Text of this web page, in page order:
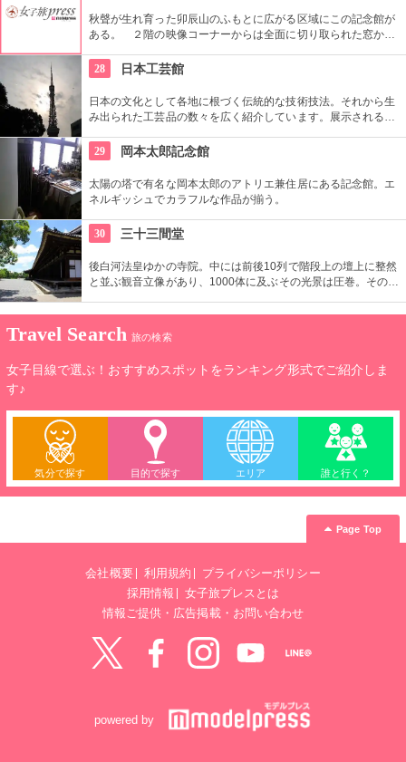
秋聲が生れ育った卯辰山のふもとに広がる区域にこの記念館が
ある。 ２階の映像コーナーからは全面に切り取られた窓から
ランティアも在住。（一人から可・要予約）
28 日本工芸館
日本の文化として各地に根づく伝統的な技術技法。それから生
み出られた工芸品の数々を広く紹介しています。展示されるの
藁・竹の製品など、大量生産品とは趣の異なる味わい深い品々
です。一定期間で展示替えもあります。
29 岡本太郎記念館
太陽の塔で有名な岡本太郎のアトリエ兼住居にある記念館。エ
ネルギッシュでカラフルな作品が揃う。
30 三十三間堂
後白河法皇ゆかの寺院。中には前後10列で階段上の壇上に整然
と並ぶ観音立像があり、1000体に及ぶその光景は圧巻。その他
堂の軒下では桃山時代からお堂の端から端までを狙う通し矢が
行われており、その矢の跡も見ることができる。
Travel Search 旅の検索
女子目線で選ぶ！おすすめスポットをランキング形式でご紹介しま
す♪
気分で探す 目的で探す エリア 誰と行く？
Page Top
会社概要 利用規約
プライバシーポリシー
採用情報
女子旅プレスとは
情報ご提供・広告掲載・お問い合わせ
powered by